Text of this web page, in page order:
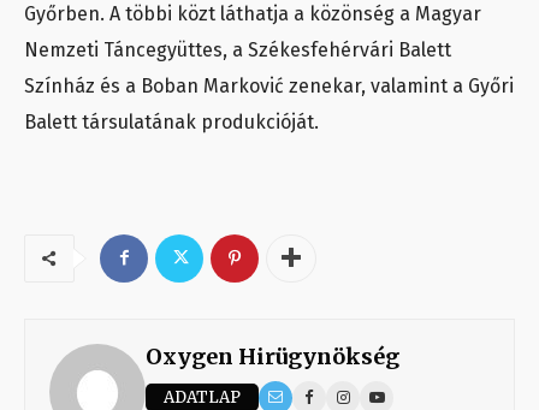
Győrben. A többi közt láthatja a közönség a Magyar
Nemzeti Táncegyüttes, a Székesfehérvári Balett
Színház és a Boban Marković zenekar, valamint a Győri
Balett társulatának produkcióját.
Oxygen Hirügynökség
ADATLAP